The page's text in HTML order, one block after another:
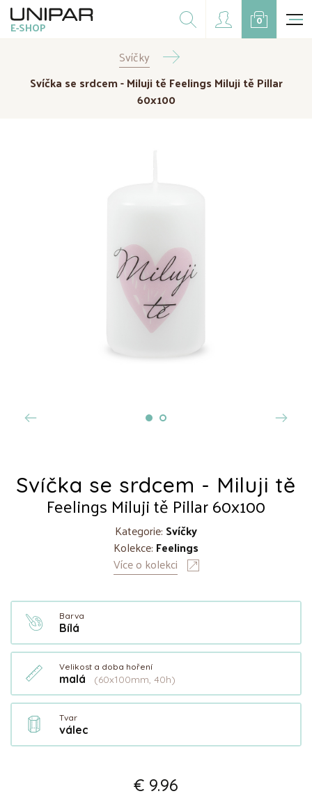
E-SHOP
Dárkové balíčky
Doplňky
Doprodej
CZK EUR
0
Svíčky
Svíčka se srdcem - Miluji tě Feelings Miluji tě Pillar
60x100
Svíčka se srdcem - Miluji tě
Feelings Miluji tě Pillar 60x100
Kategorie: Svíčky
Kolekce: Feelings
Více o kolekci
Barva
Bílá
Velikost a doba hoření
malá (60x100mm, 40h)
Tvar
válec
€ 9.96